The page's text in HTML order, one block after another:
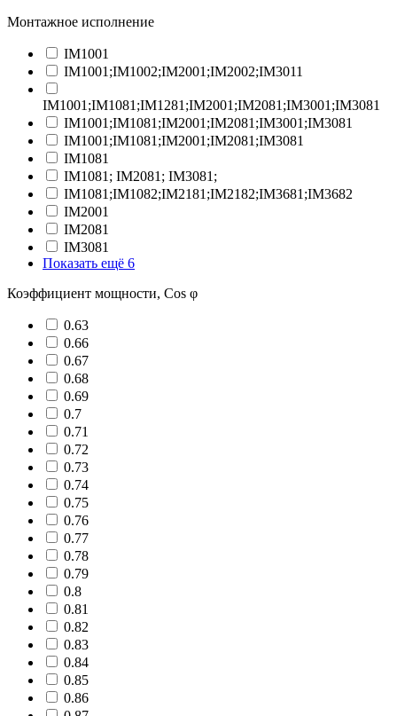
Монтажное исполнение
IM1001
IM1001;IM1002;IM2001;IM2002;IM3011
IM1001;IM1081;IM1281;IM2001;IM2081;IM3001;IM3081
IM1001;IM1081;IM2001;IM2081;IM3001;IM3081
IM1001;IM1081;IM2001;IM2081;IM3081
IM1081
IM1081; IM2081; IM3081;
IM1081;IM1082;IM2181;IM2182;IM3681;IM3682
IM2001
IM2081
IM3081
Показать ещё 6
Коэффициент мощности, Cos φ
0.63
0.66
0.67
0.68
0.69
0.7
0.71
0.72
0.73
0.74
0.75
0.76
0.77
0.78
0.79
0.8
0.81
0.82
0.83
0.84
0.85
0.86